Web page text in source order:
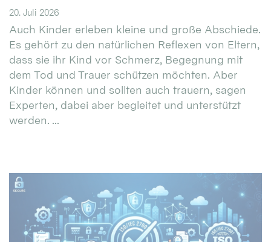
20. Juli 2026
Auch Kinder erleben kleine und große Abschiede.
Es gehört zu den natürlichen Reflexen von Eltern,
dass sie ihr Kind vor Schmerz, Begegnung mit
dem Tod und Trauer schützen möchten. Aber
Kinder können und sollten auch trauern, sagen
Experten, dabei aber begleitet und unterstützt
werden. ...